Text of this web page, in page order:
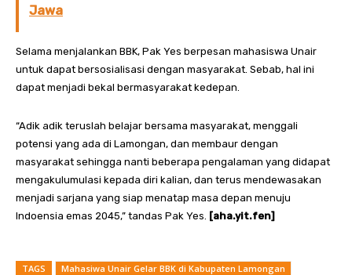
Jawa
Selama menjalankan BBK, Pak Yes berpesan mahasiswa Unair
untuk dapat bersosialisasi dengan masyarakat. Sebab, hal ini
dapat menjadi bekal bermasyarakat kedepan.
“Adik adik teruslah belajar bersama masyarakat, menggali
potensi yang ada di Lamongan, dan membaur dengan
masyarakat sehingga nanti beberapa pengalaman yang didapat
mengakulumulasi kepada diri kalian, dan terus mendewasakan
menjadi sarjana yang siap menatap masa depan menuju
Indoensia emas 2045,” tandas Pak Yes.
[aha.yit.fen]
TAGS Mahasiwa Unair Gelar BBK di Kabupaten Lamongan